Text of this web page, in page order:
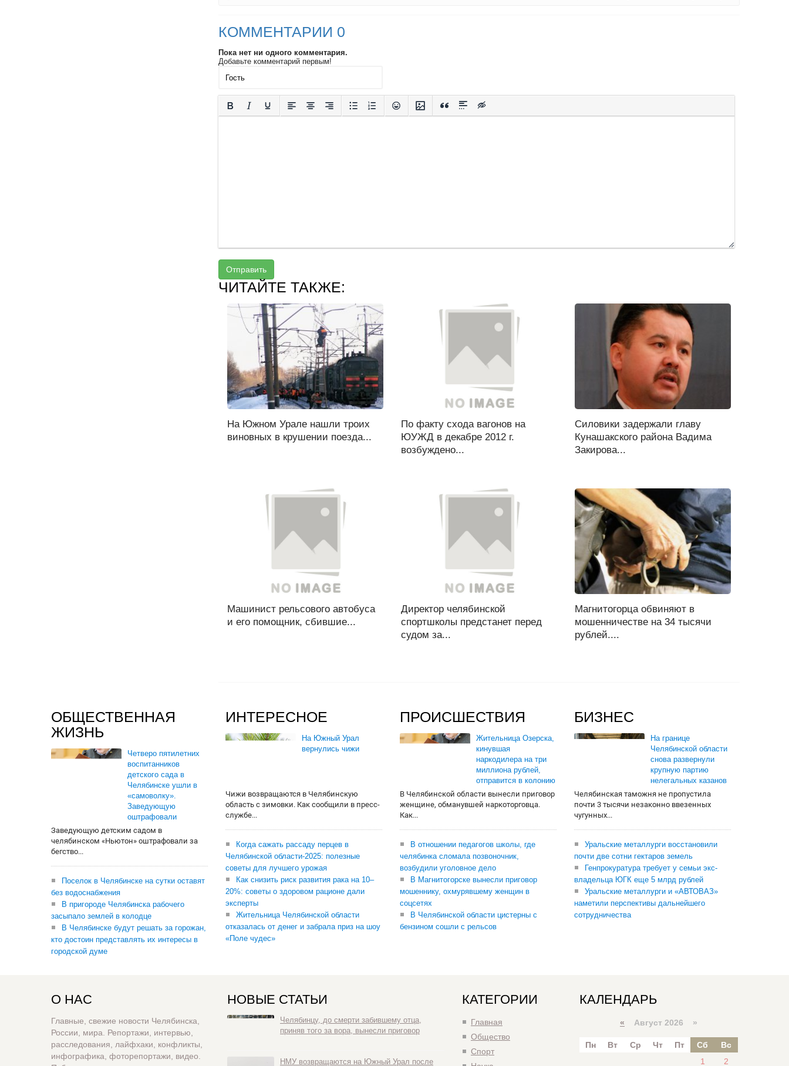
КОММЕНТАРИИ 0
Пока нет ни одного комментария.
Добавьте комментарий первым!
Отправить
ЧИТАЙТЕ ТАКЖЕ:
На Южном Урале нашли троих
виновных в крушении поезда...
По факту схода вагонов на
ЮУЖД в декабре 2012 г.
возбуждено...
Силовики задержали главу
Кунашакского района Вадима
Закирова...
Машинист рельсового автобуса
и его помощник, сбившие...
Директор челябинской
спортшколы предстанет перед
судом за...
Магнитогорца обвиняют в
мошенничестве на 34 тысячи
рублей....
ОБЩЕСТВЕННАЯ
ЖИЗНЬ
Четверо пятилетних
воспитанников
детского сада в
Челябинске ушли в
«самоволку».
Заведующую
оштрафовали
Заведующую детским садом в
челябинском «Ньютон» оштрафовали за
бегство...
Поселок в Челябинске на сутки оставят
без водоснабжения
В пригороде Челябинска рабочего
засыпало землей в колодце
В Челябинске будут решать за горожан,
кто достоин представлять их интересы в
городской думе
ИНТЕРЕСНОЕ
На Южный Урал
вернулись чижи
Чижи возвращаются в Челябинскую
область с зимовки. Как сообщили в пресс-
службе...
Когда сажать рассаду перцев в
Челябинской области-2025: полезные
советы для лучшего урожая
Как снизить риск развития рака на 10–
20%: советы о здоровом рационе дали
эксперты
Жительница Челябинской области
отказалась от денег и забрала приз на шоу
«Поле чудес»
ПРОИСШЕСТВИЯ
Жительница Озерска,
кинувшая
наркодилера на три
миллиона рублей,
отправится в колонию
В Челябинской области вынесли приговор
женщине, обманувшей наркоторговца.
Как...
В отношении педагогов школы, где
челябинка сломала позвоночник,
возбудили уголовное дело
В Магнитогорске вынесли приговор
мошеннику, охмурявшему женщин в
соцсетях
В Челябинской области цистерны с
бензином сошли с рельсов
БИЗНЕС
На границе
Челябинской области
снова развернули
крупную партию
нелегальных казанов
Челябинская таможня не пропустила
почти 3 тысячи незаконно ввезенных
чугунных...
Уральские металлурги восстановили
почти две сотни гектаров земель
Генпрокуратура требует у семьи экс-
владельца ЮГК еще 5 млрд рублей
Уральские металлурги и «АВТОВАЗ»
наметили перспективы дальнейшего
сотрудничества
О НАС
Главные, свежие новости Челябинска,
России, мира. Репортажи, интервью,
расследования, лайфхаки, конфликты,
инфографика, фоторепортажи, видео.
НОВЫЕ СТАТЬИ
Челябинцу, до смерти забившему отца,
приняв того за вора, вынесли приговор
НМУ возвращаются на Южный Урал после
КАТЕГОРИИ
Главная
Общество
Спорт
КАЛЕНДАРЬ
« Август 2026 »
Пн Вт Ср Чт Пт Сб
Вс
1
2